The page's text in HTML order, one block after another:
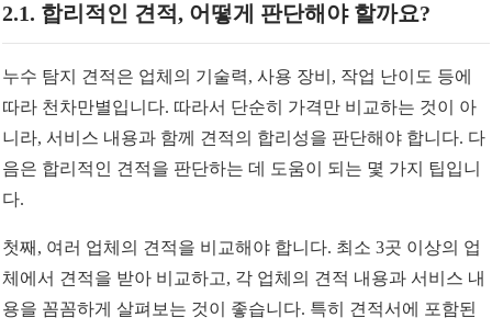
2.1. 합리적인 견적, 어떻게 판단해야 할까요?
누수 탐지 견적은 업체의 기술력, 사용 장비, 작업 난이도 등에
따라 천차만별입니다. 따라서 단순히 가격만 비교하는 것이 아
니라, 서비스 내용과 함께 견적의 합리성을 판단해야 합니다. 다
음은 합리적인 견적을 판단하는 데 도움이 되는 몇 가지 팁입니
다.
첫째, 여러 업체의 견적을 비교해야 합니다. 최소 3곳 이상의 업
체에서 견적을 받아 비교하고, 각 업체의 견적 내용과 서비스 내
용을 꼼꼼하게 살펴보는 것이 좋습니다. 특히 견적서에 포함된